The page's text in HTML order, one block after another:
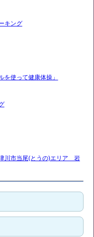
キング
使って健康体操」
川市当尾(とうの)エリア 岩